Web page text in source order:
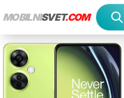
MOBILNISVET.COM